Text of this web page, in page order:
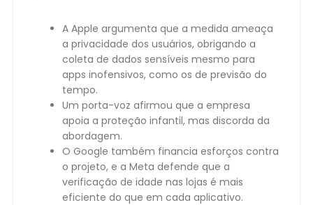
A Apple argumenta que a medida ameaça
a privacidade dos usuários, obrigando a
coleta de dados sensíveis mesmo para
apps inofensivos, como os de previsão do
tempo.
Um porta-voz afirmou que a empresa
apoia a proteção infantil, mas discorda da
abordagem.
O Google também financia esforços contra
o projeto, e a Meta defende que a
verificação de idade nas lojas é mais
eficiente do que em cada aplicativo.